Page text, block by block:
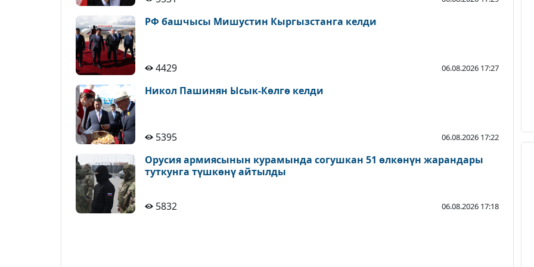
РФ башчысы Мишустин Кыргызстанга келди
4429 06.08.2026 17:27
Никол Пашинян Ысык-Көлгө келди
5395 06.08.2026 17:22
Орусия армиясынын курамында согушкан 51 өлкөнүн жарандары
туткунга түшкөнү айтылды
5832 06.08.2026 17:18